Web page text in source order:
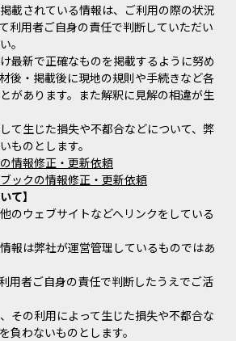
載されている情報は、ご利用の際の状況
利用者ご自身の責任で判断していただい
。
最新で正確なものを掲載するように努め
後・掲載後に現地の規則や手続きなど各
があります。また解釈に見解の相違が生
て生じた損失や不都合などについて、弊
ものとします。
情報修正・更新依頼
ックの情報修正・更新依頼
て
のウェブサイトなどへリンクをしている
報は弊社が運営管理しているものではあ
用者ご自身の責任で判断したうえでご活
その利用によって生じた損失や不都合な
負わないものとします。